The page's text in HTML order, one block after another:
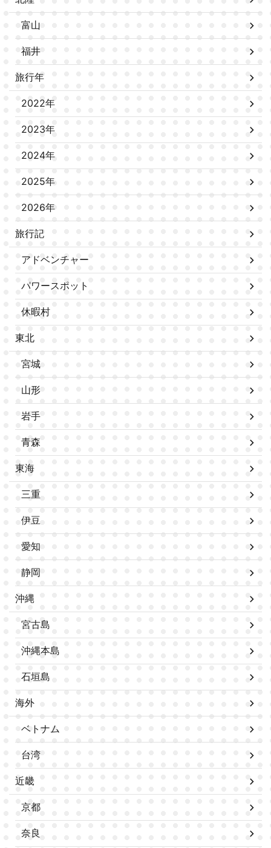
富山
福井
旅行年
2022年
2023年
2024年
2025年
2026年
旅行記
アドベンチャー
パワースポット
休暇村
東北
宮城
山形
岩手
青森
東海
三重
伊豆
愛知
静岡
沖縄
宮古島
沖縄本島
石垣島
海外
ベトナム
台湾
近畿
京都
奈良